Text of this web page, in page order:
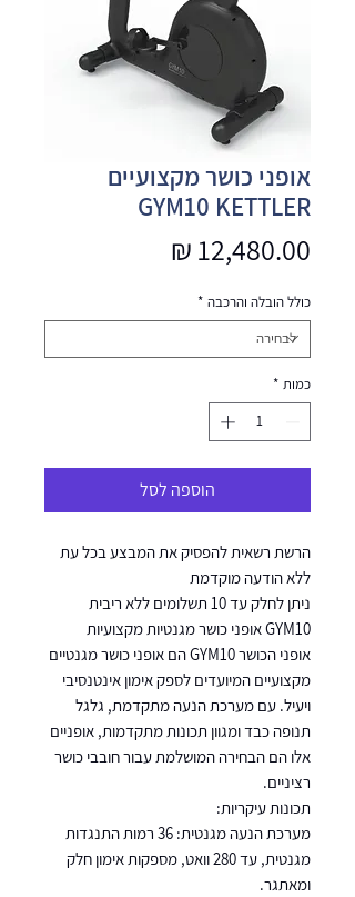
אופני כושר מקצועיים
GYM10 KETTLER
כולל הובלה והרכבה *
כמות *
הוספה לסל
הרשת רשאית להפסיק את המבצע בכל עת
ללא הודעה מוקדמת
ניתן לחלק עד 10 תשלומים ללא ריבית
GYM10 אופני כושר מגנטיות מקצועיות
אופני הכושר GYM10 הם אופני כושר מגנטיים
מקצועיים המיועדים לספק אימון אינטנסיבי
ויעיל. עם מערכת הנעה מתקדמת, גלגל
תנופה כבד ומגוון תכונות מתקדמות, אופניים
אלו הם הבחירה המושלמת עבור חובבי כושר
רציניים.
תכונות עיקריות:
מערכת הנעה מגנטית: 36 רמות התנגדות
מגנטית, עד 280 וואט, מספקות אימון חלק
ומאתגר.